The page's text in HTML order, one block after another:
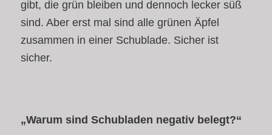
gibt, die grün bleiben und dennoch lecker süß
sind. Aber erst mal sind alle grünen Äpfel
zusammen in einer Schublade. Sicher ist
sicher.
„Warum sind Schubladen negativ belegt?“